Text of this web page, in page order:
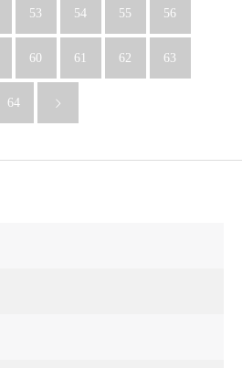
53 54 55 56
60 61 62 63
64